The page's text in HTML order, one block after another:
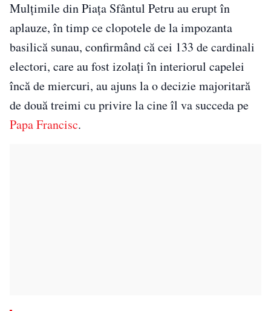
Mulțimile din Piața Sfântul Petru au erupt în
aplauze, în timp ce clopotele de la impozanta
basilică sunau, confirmând că cei 133 de cardinali
electori, care au fost izolați în interiorul capelei
încă de miercuri, au ajuns la o decizie majoritară
de două treimi cu privire la cine îl va succeda pe
Papa Francisc.